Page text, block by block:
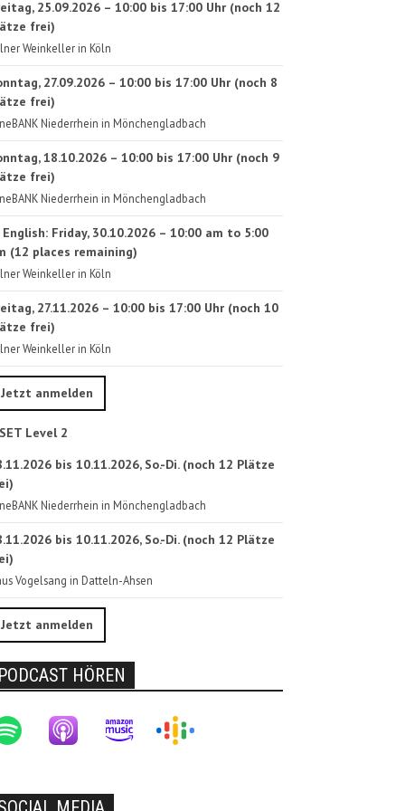
25.09.2026 – 10:00 bis 17:00 Uhr (noch 12
frei)
Weinkeller in Köln
27.09.2026 – 10:00 bis 17:00 Uhr (noch 8
frei)
Niederrhein in Mönchengladbach
18.10.2026 – 10:00 bis 17:00 Uhr (noch 9
frei)
Niederrhein in Mönchengladbach
English: Friday, 30.10.2026 – 10:00 am to 5:00
(12 places remaining)
Weinkeller in Köln
27.11.2026 – 10:00 bis 17:00 Uhr (noch 10
frei)
Weinkeller in Köln
Jetzt anmelden
Level 2
bis 10.11.2026, So.-Di. (noch 12 Plätze
Niederrhein in Mönchengladbach
bis 10.11.2026, So.-Di. (noch 12 Plätze
Vogelsang in Datteln-Ahsen
Jetzt anmelden
PODCAST HÖREN